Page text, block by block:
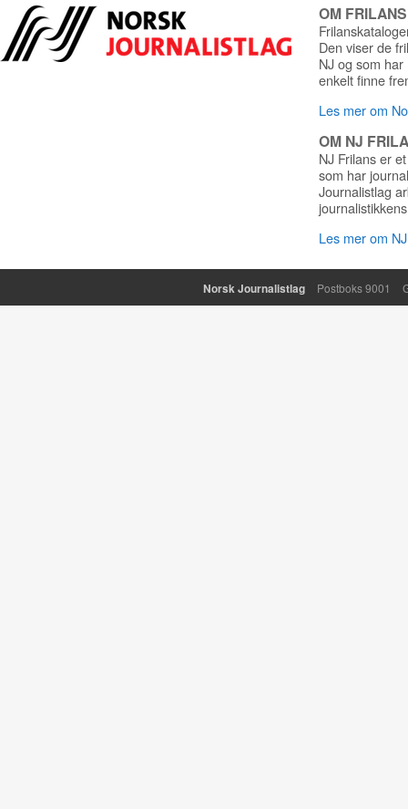
OM
Den viser de
NJ og som
enkelt finne
Les mer om
OM NJ
NJ Frilans er
som har
Journalistlag
Les mer om
Norsk Journalistlag Postboks 9001